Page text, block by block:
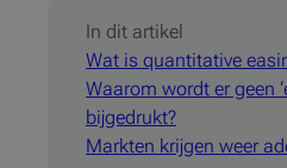
In dit artikel
Wat is quantitative
Waarom wordt er geen
bijgedrukt?
Markten krijgen weer